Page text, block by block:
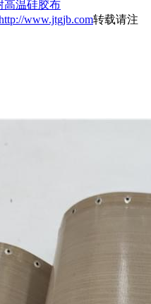
高温硅胶布
www.jtgjb.com转载请注